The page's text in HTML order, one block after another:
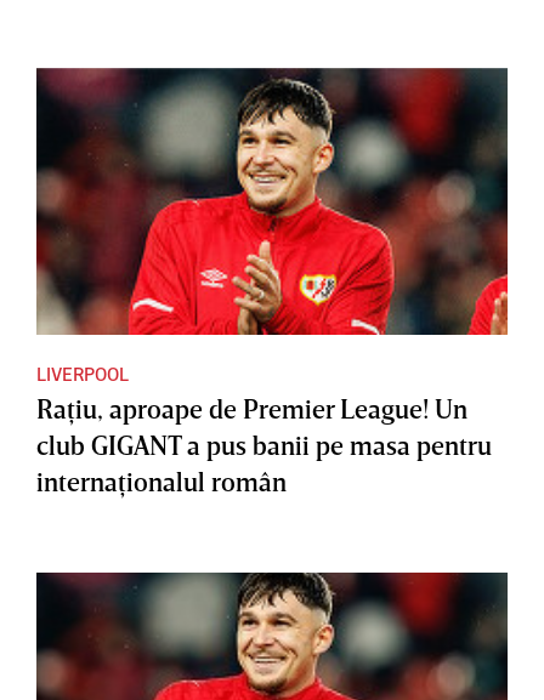
LIVERPOOL
Raţiu, aproape de Premier League! Un
club GIGANT a pus banii pe masa pentru
internaţionalul român